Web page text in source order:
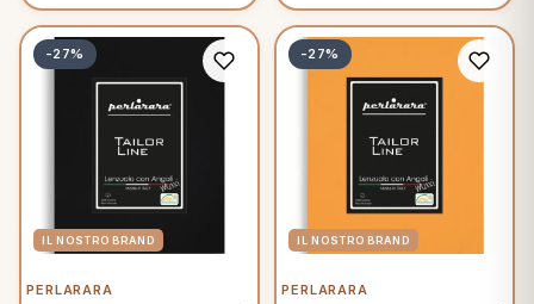
Letto
-27%
PERLARARA
-27%
PERLARARA